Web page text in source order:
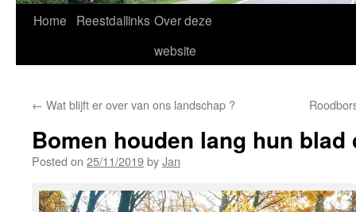
Skip
Home Reestdallinks Over deze
website
← Wat blijft er over van ons landschap ?
Bomen houden lang hun blad
Posted on 25/11/2019byJan